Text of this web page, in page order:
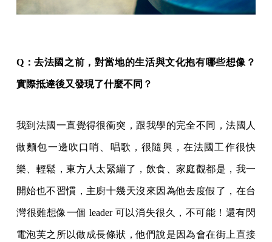
Q：去法國之前，對當地的生活與文化抱有哪些想像？
實際抵達後又發現了什麼不同？
我到法國一直覺得很衝突，跟我學的完全不同，法國人
做麵包一邊吹口哨、唱歌，很隨興，在法國工作很快
樂、輕鬆，東方人太緊繃了，飲食、家庭觀都是，我一
開始也不習慣，主廚十幾天沒來因為他去度假了，在台
灣很難想像一個 leader 可以消失很久，不可能！還有閃
電泡芙之所以做成長條狀，他們說是因為會在街上直接